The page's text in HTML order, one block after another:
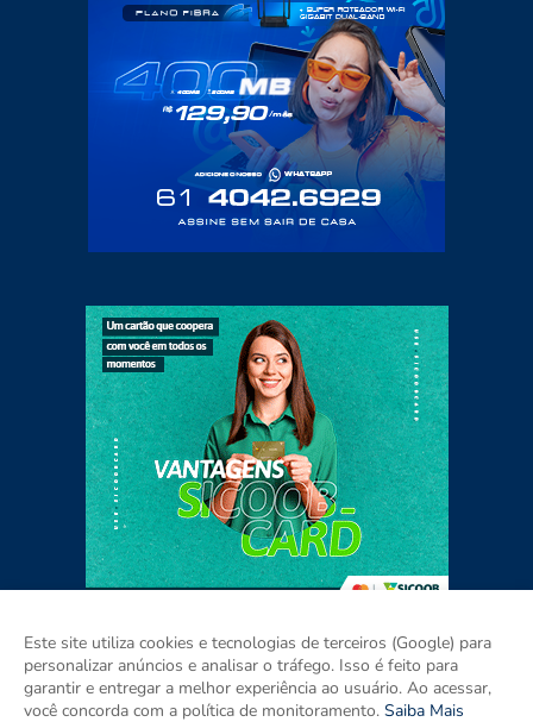
Home Sobre Contato Mídia Kit
Este site utiliza cookies e tecnologias de terceiros (Google) para
personalizar anúncios e analisar o tráfego. Isso é feito para
garantir e entregar a melhor experiência ao usuário. Ao acessar,
você concorda com a política de monitoramento. Saiba Mais